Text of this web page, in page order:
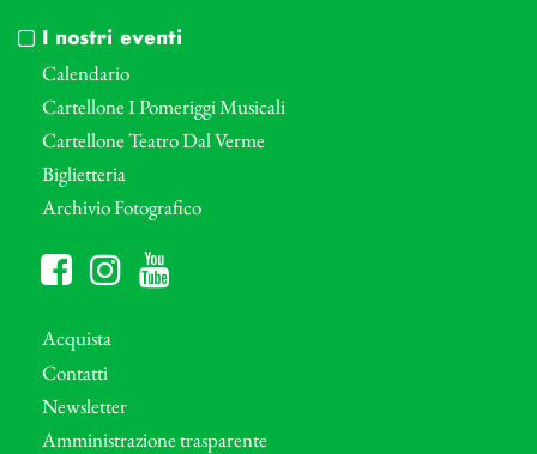
I nostri eventi
Calendario
Cartellone I Pomeriggi Musicali
Cartellone Teatro Dal Verme
Biglietteria
Archivio Fotografico
Acquista
Contatti
Newsletter
Amministrazione trasparente